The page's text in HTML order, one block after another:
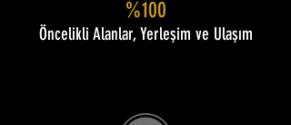
%100
Öncelikli Alanlar, Yerleşim ve Ulaşım